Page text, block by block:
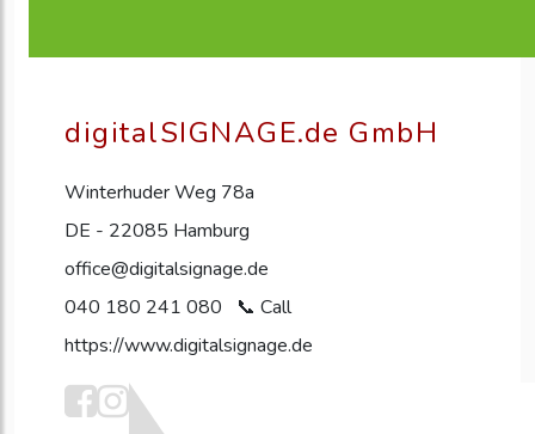
digitalSIGNAGE.de GmbH
Winterhuder Weg 78a
DE - 22085 Hamburg
office@digitalsignage.de
040 180 241 080
https://www.digitalsignage.de